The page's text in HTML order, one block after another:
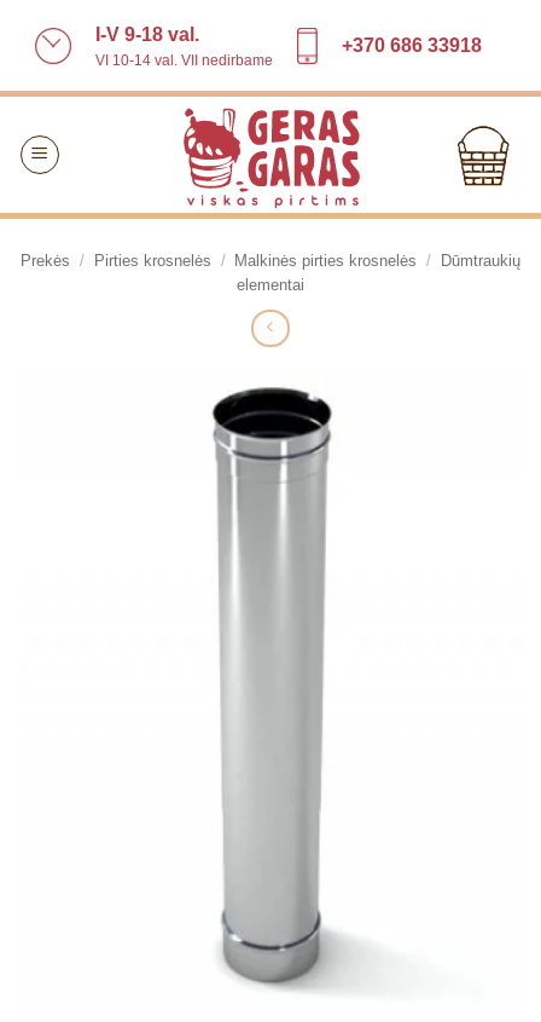
I-V 9-18 val.
VI 10-14 val. VII nedirbame
+370 686 33918
Prekės / Pirties krosnelės / Malkinės pirties krosnelės /
Dūmtraukių
elementai